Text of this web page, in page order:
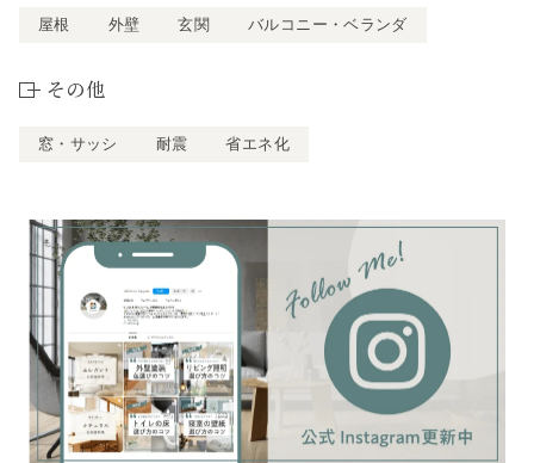
屋根 外壁 玄関 バルコニー・ベランダ
その他
窓・サッシ 耐震 省エネ化